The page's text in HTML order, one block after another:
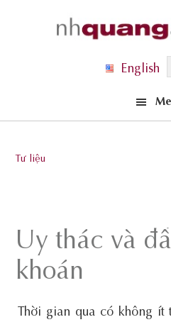
.
.
English
Tư liệu
Ủy thác và
khoán
Thời gian qua có không